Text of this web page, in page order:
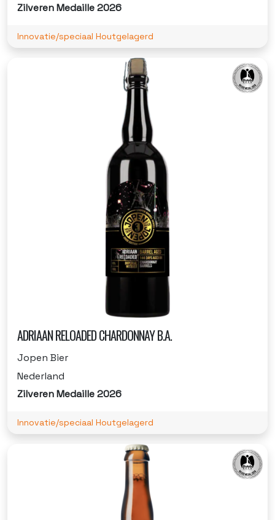
Zilveren Medaille 2026
Innovatie/speciaal Houtgelagerd
ADRIAAN RELOADED CHARDONNAY B.A.
Jopen Bier
Nederland
Zilveren Medaille 2026
Innovatie/speciaal Houtgelagerd